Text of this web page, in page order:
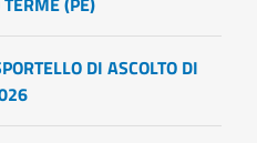
DI ASCOLTO DI